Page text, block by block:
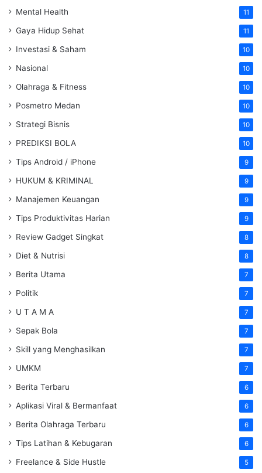
Mental Health 11
Gaya Hidup Sehat 11
Investasi & Saham 10
Nasional 10
Olahraga & Fitness 10
Posmetro Medan 10
Strategi Bisnis 10
PREDIKSI BOLA 10
Tips Android / iPhone 9
HUKUM & KRIMINAL 9
Manajemen Keuangan 9
Tips Produktivitas Harian 9
Review Gadget Singkat 8
Diet & Nutrisi 8
Berita Utama 7
Politik 7
U T A M A 7
Sepak Bola 7
Skill yang Menghasilkan 7
UMKM 7
Berita Terbaru 6
Aplikasi Viral & Bermanfaat 6
Berita Olahraga Terbaru 6
Tips Latihan & Kebugaran 6
Freelance & Side Hustle 5